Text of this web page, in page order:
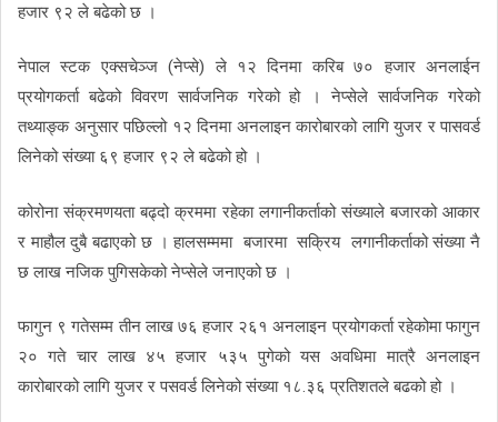
हजार ९२ ले बढेको छ ।
नेपाल स्टक एक्सचेञ्ज (नेप्से) ले १२ दिनमा करिब ७० हजार अनलाईन
प्रयोगकर्ता बढेको विवरण सार्वजनिक गरेको हो । नेप्सेले सार्वजनिक गरेको
तथ्याङ्क अनुसार पछिल्लो १२ दिनमा अनलाइन कारोबारको लागि युजर र पासवर्ड
लिनेको संख्या ६९ हजार ९२ ले बढेको हो ।
कोरोना संक्रमणयता बढ्दो क्रममा रहेका लगानीकर्ताको संख्याले बजारको आकार
र माहौल दुबै बढाएको छ । हालसम्ममा बजारमा सक्रिय लगानीकर्ताको संख्या नै
छ लाख नजिक पुगिसकेको नेप्सेले जनाएको छ ।
फागुन ९ गतेसम्म तीन लाख ७६ हजार २६१ अनलाइन प्रयोगकर्ता रहेकोमा फागुन
२० गते चार लाख ४५ हजार ५३५ पुगेको यस अवधिमा मात्रै अनलाइन
कारोबारको लागि युजर र पसवर्ड लिनेको संख्या १८.३६ प्रतिशतले बढको हो ।